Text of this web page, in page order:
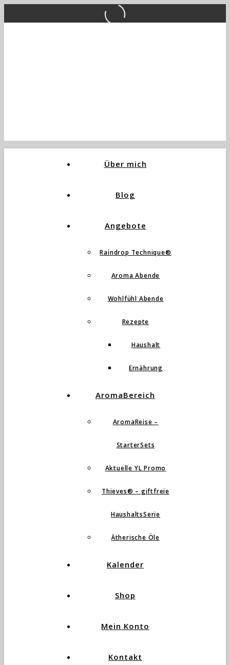
Über mich
Blog
Angebote
Raindrop Technique®
Aroma Abende
Wohlfühl Abende
Rezepte
Haushalt
Ernährung
AromaBereich
AromaReise –
StarterSets
Aktuelle YL Promo
Thieves® – giftfreie
HaushaltsSerie
Ätherische Öle
Kalender
Shop
Mein Konto
Kontakt